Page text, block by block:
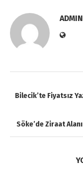
ADMIN
Bilecik’te Fiyatsız
Söke’de Ziraat